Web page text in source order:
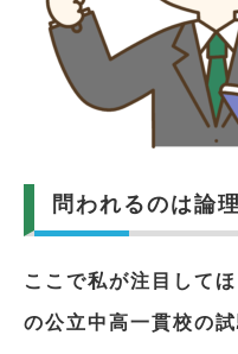
問われるのは論
ここで私が注目して
の公立中高一貫校の試